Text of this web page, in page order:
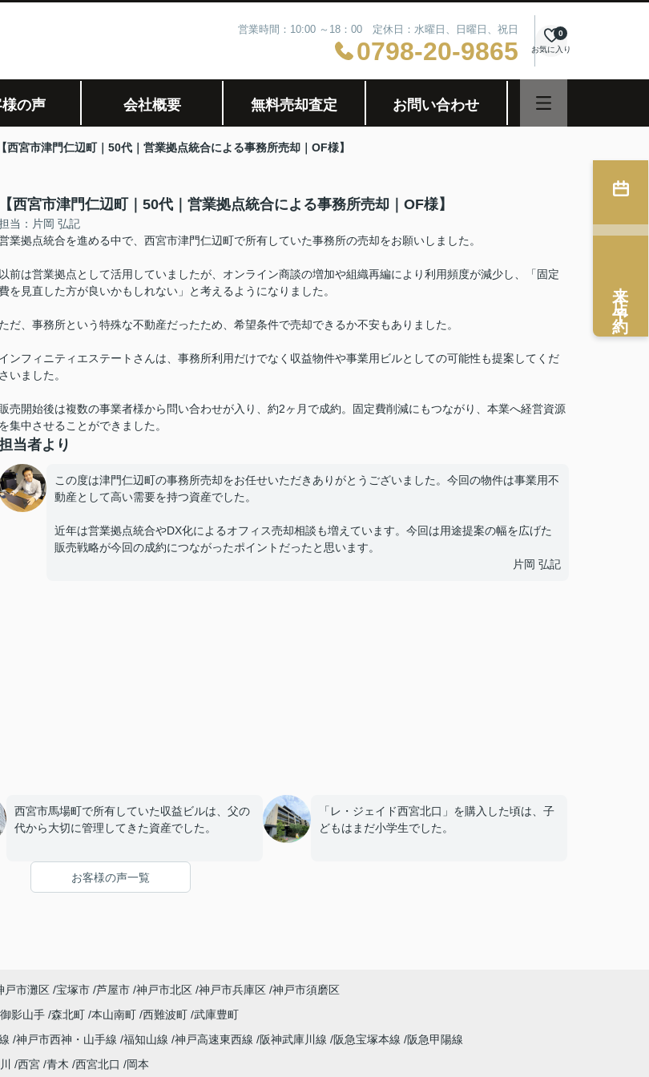
営業時間：10:00 ～18：00 定休日：水曜日、日曜日、祝日
0798-20-9865 お気に入り
0
の声 会社概要 無料売却査定 お問い合わせ
【西宮市津門仁辺町｜50代｜営業拠点統合による事務所売却｜OF様】
【西宮市津門仁辺町｜50代｜営業拠点統合による事務所売却｜OF様】
当：片岡 弘記
業拠点統合を進める中で、西宮市津門仁辺町で所有していた事務所の売却をお願いしました。
以前は営業拠点として活用していましたが、オンライン商談の増加や組織再編により利用頻度が減少し、「固定
費を見直した方が良いかもしれない」と考えるようになりました。
ただ、事務所という特殊な不動産だったため、希望条件で売却できるか不安もありました。
インフィニティエステートさんは、事務所利用だけでなく収益物件や事業用ビルとしての可能性も提案してくだ
さいました。
販売開始後は複数の事業者様から問い合わせが入り、約2ヶ月で成約。固定費削減にもつながり、本業へ経営資源
を集中させることができました。
当者より
この度は津門仁辺町の事務所売却をお任せいただきありがとうございました。今回の物件は事業用不
動産として高い需要を持つ資産でした。
近年は営業拠点統合やDX化によるオフィス売却相談も増えています。今回は用途提案の幅を広げた
販売戦略が今回の成約につながったポイントだったと思います。
片岡 弘記
西宮市馬場町で所有していた収益ビルは、父の
代から大切に管理してきた資産でした。
店舗や事務所の入居者様にも恵まれ、長年安定
した賃貸経営を続けてきましたが、建物の修繕
や設備更新など、管理の負担が年々大きくなっ
もしれない。」
インフィニティエステートさんへ相談すると、
「レ・ジェイド西宮北口」を購入した頃は、子
どもはまだ小学生でした。
を選びたい。」
お客様の声一覧
来店予約
戸市灘区 宝塚市 芦屋市 神戸市北区 神戸市兵庫区 神戸市須磨区
御影山手 森北町 本山南町 西難波町 武庫豊町
神戸市西神・山手線 福知山線 神戸高速東西線 阪神武庫川線 阪急宝塚本線
阪急甲陽線
西宮 青木 西宮北口 岡本